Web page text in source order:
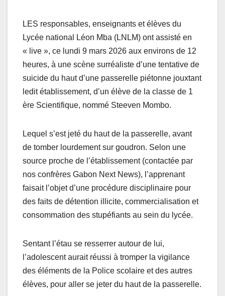
LES responsables, enseignants et élèves du
Lycée national Léon Mba (LNLM) ont assisté en
« live », ce lundi 9 mars 2026 aux environs de 12
heures, à une scène surréaliste d’une tentative de
suicide du haut d’une passerelle piétonne jouxtant
ledit établissement, d’un élève de la classe de 1
ère Scientifique, nommé Steeven Mombo.
Lequel s’est jeté du haut de la passerelle, avant
de tomber lourdement sur goudron. Selon une
source proche de l’établissement (contactée par
nos confrères Gabon Next News), l’apprenant
faisait l’objet d’une procédure disciplinaire pour
des faits de détention illicite, commercialisation et
consommation des stupéfiants au sein du lycée.
Sentant l’étau se resserrer autour de lui,
l’adolescent aurait réussi à tromper la vigilance
des éléments de la Police scolaire et des autres
élèves, pour aller se jeter du haut de la passerelle.